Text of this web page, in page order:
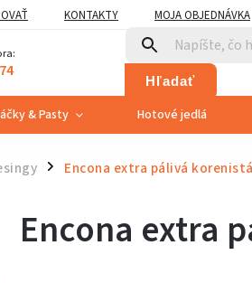
KONTAKTY MOJA OBJEDNÁVKA
Hľadať
& Pasty Hotové jedlá
/ Encona extra pálivá
Encona extra